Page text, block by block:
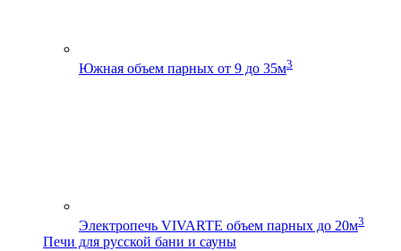
Южная объем парных от 9 до 35м3
Электропечь VIVARTE объем парных до 20м3
Печи для русской бани и сауны